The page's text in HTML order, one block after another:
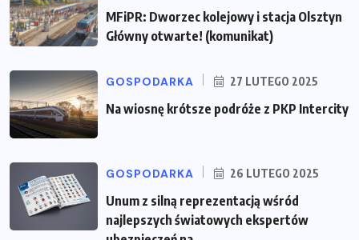
MFiPR: Dworzec kolejowy i stacja Olsztyn
Główny otwarte! (komunikat)
GOSPODARKA 27 LUTEGO 2025
Na wiosnę krótsze podróże z PKP Intercity
GOSPODARKA 26 LUTEGO 2025
Unum z silną reprezentacją wśród
najlepszych światowych ekspertów